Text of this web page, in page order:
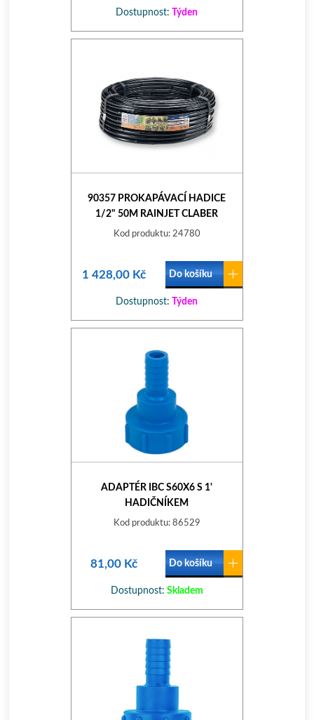
Dostupnost: Týden
90357 PROKAPÁVACÍ HADICE
1/2" 50M RAINJET CLABER
Kod produktu: 24780
1 428,00 Kč Do košíku
Dostupnost: Týden
ADAPTÉR IBC S60X6 S 1'
HADIČNÍKEM
Kod produktu: 86529
81,00 Kč Do košíku
Dostupnost: Skladem